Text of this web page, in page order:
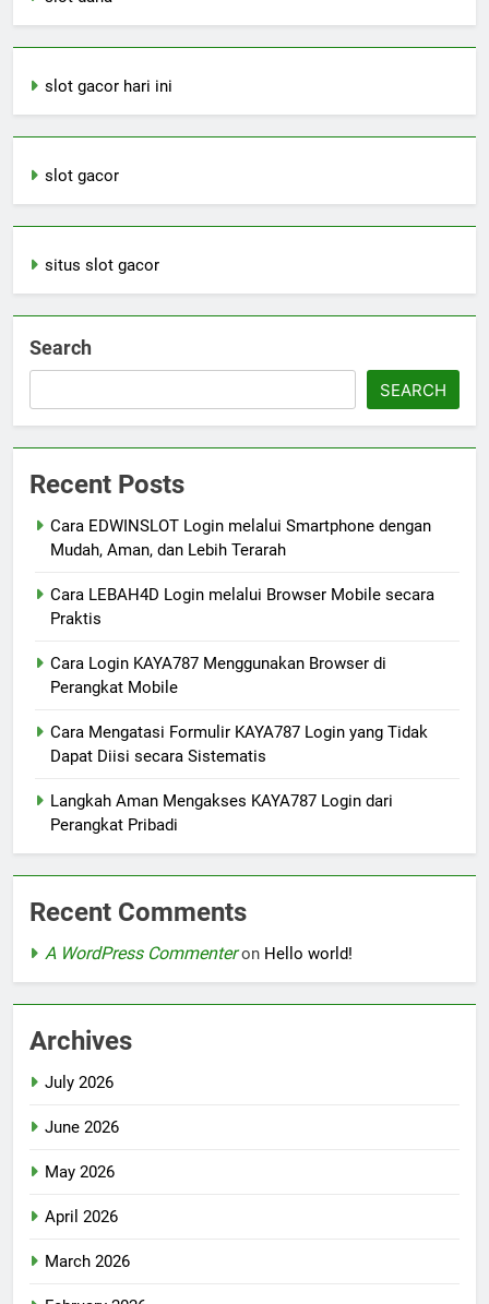
slot gacor hari ini
slot gacor
situs slot gacor
Search
SEARCH
Recent Posts
Cara EDWINSLOT Login melalui Smartphone dengan
Mudah, Aman, dan Lebih Terarah
Cara LEBAH4D Login melalui Browser Mobile secara
Praktis
Cara Login KAYA787 Menggunakan Browser di
Perangkat Mobile
Cara Mengatasi Formulir KAYA787 Login yang Tidak
Dapat Diisi secara Sistematis
Langkah Aman Mengakses KAYA787 Login dari
Perangkat Pribadi
Recent Comments
A WordPress Commenteron Hello world!
Archives
July 2026
June 2026
May 2026
April 2026
March 2026